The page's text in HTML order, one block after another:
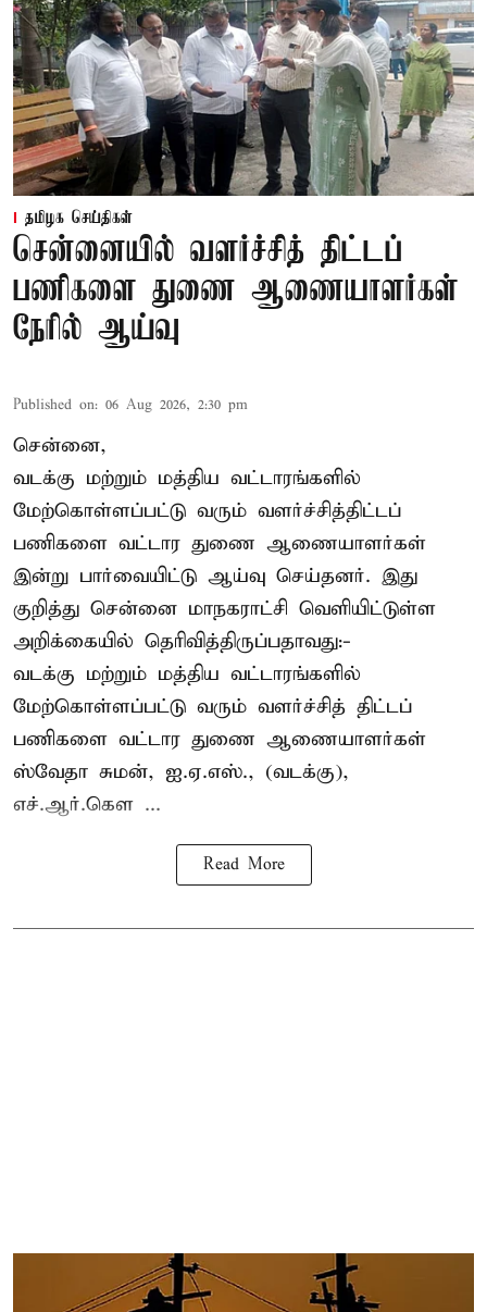
தமிழக செய்திகள்
சென்னையில் வளர்ச்சித் திட்டப்
பணிகளை துணை ஆணையாளர்கள்
நேரில் ஆய்வு
Published on: 06 Aug 2026, 2:30 pm
சென்னை,
வடக்கு மற்றும் மத்திய வட்டாரங்களில்
மேற்கொள்ளப்பட்டு வரும் வளர்ச்சித்திட்டப்
பணிகளை வட்டார துணை ஆணையாளர்கள்
இன்று பார்வையிட்டு ஆய்வு செய்தனர். இது
குறித்து சென்னை மாநகராட்சி வெளியிட்டுள்ள
அறிக்கையில் தெரிவித்திருப்பதாவது:-
வடக்கு மற்றும் மத்திய வட்டாரங்களில்
மேற்கொள்ளப்பட்டு வரும் வளர்ச்சித் திட்டப்
பணிகளை வட்டார துணை ஆணையாளர்கள்
ஸ்வேதா சுமன், ஐ.ஏ.எஸ்., (வடக்கு),
எச்.ஆர்.கௌ ...
Read More